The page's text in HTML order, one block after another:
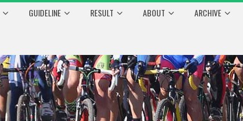
GUIDELINE RESULT ABOUT ARCHIVE